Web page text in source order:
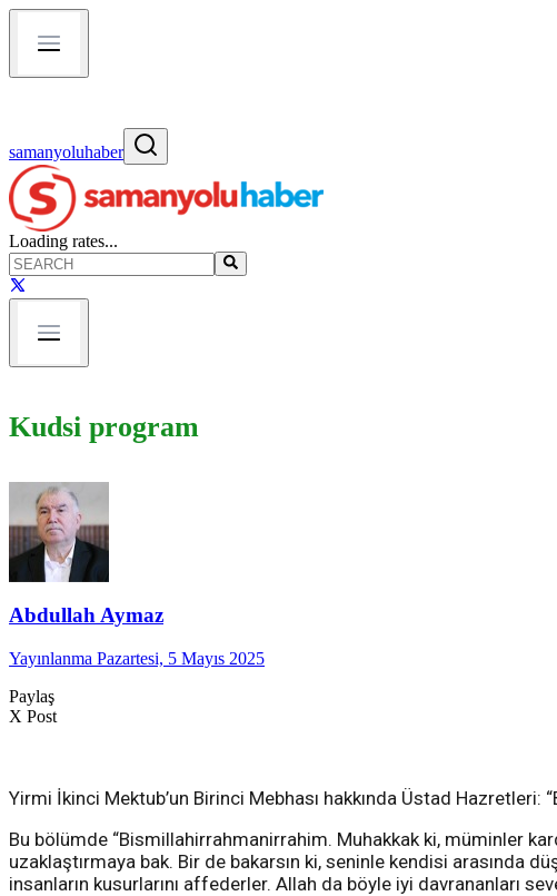
samanyoluhaber
Loading rates...
Kudsi program
Abdullah Aymaz
Yayınlanma Pazartesi, 5 Mayıs 2025
Paylaş
X Post
Yirmi İkinci Mektub’un Birinci Mebhası hakkında Üstad Hazretleri:
Bu bölümde “Bismillahirrahmanirrahim. Muhakkak ki, müminler
uzaklaştırmaya bak. Bir de bakarsın ki, seninle kendisi arasında
insanların kusurlarını affederler. Allah da böyle iyi davrananları